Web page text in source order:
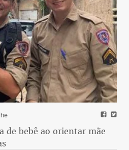
de bebê ao orientar mãe